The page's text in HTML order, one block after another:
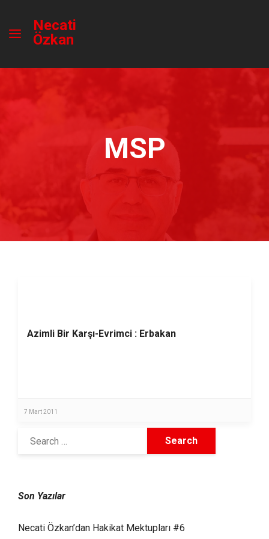
Necati
Özkan
MSP
Azimli Bir Karşı-Evrimci : Erbakan
7 Mart 2011
Son Yazılar
Necati Özkan’dan Hakikat Mektupları #6